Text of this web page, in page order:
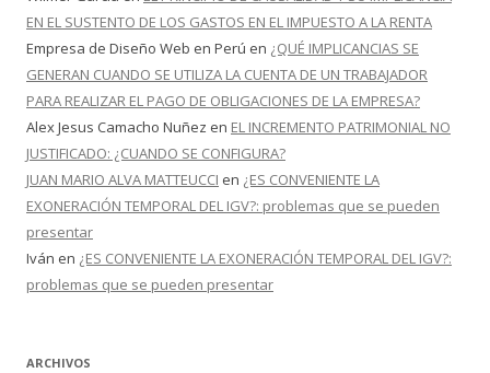
EN EL SUSTENTO DE LOS GASTOS EN EL IMPUESTO A LA RENTA
Empresa de Diseño Web en Perú en ¿QUÉ IMPLICANCIAS SE
GENERAN CUANDO SE UTILIZA LA CUENTA DE UN TRABAJADOR
PARA REALIZAR EL PAGO DE OBLIGACIONES DE LA EMPRESA?
Alex Jesus Camacho Nuñez en EL INCREMENTO PATRIMONIAL NO
JUSTIFICADO: ¿CUANDO SE CONFIGURA?
JUAN MARIO ALVA MATTEUCCI en ¿ES CONVENIENTE LA
EXONERACIÓN TEMPORAL DEL IGV?: problemas que se pueden
presentar
Iván en ¿ES CONVENIENTE LA EXONERACIÓN TEMPORAL DEL IGV?:
problemas que se pueden presentar
ARCHIVOS